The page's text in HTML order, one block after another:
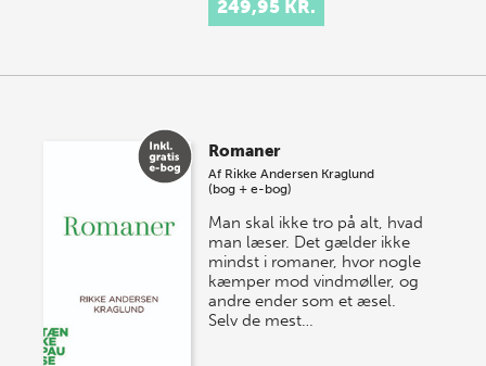
249,95 KR.
Romaner
Af Rikke Andersen Kraglund
(bog + e-bog)
Man skal ikke tro på alt, hvad
man læser. Det gælder ikke
mindst i romaner, hvor nogle
kæmper mod vindmøller, og
andre ender som et æsel.
Selv de mest…